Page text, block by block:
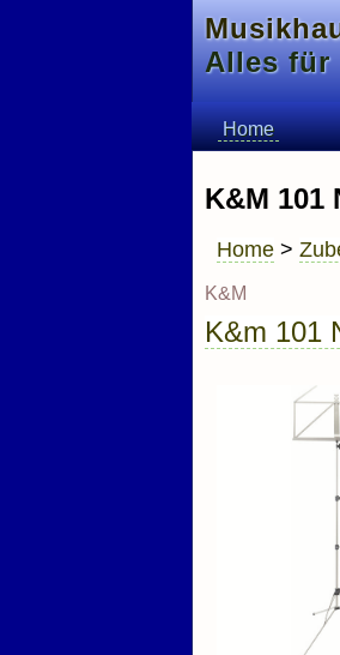
Alles für
Home
K&M
Home >
K&M
K&m 101